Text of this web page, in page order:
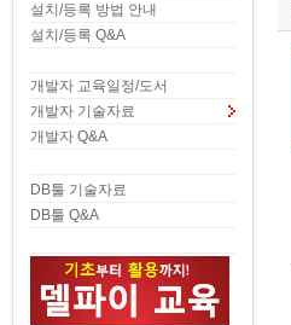
설치/등록 방법 안내
설치/등록 Q&A
개발자 교육일정/도서
개발자 기술자료
개발자 Q&A
DB툴 기술자료
DB툴 Q&A